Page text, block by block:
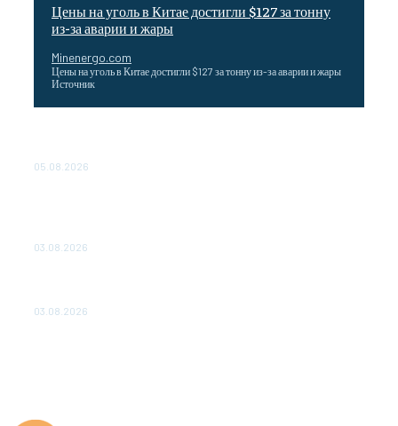
Цены на уголь в Китае достигли $127 за тонну
из-за аварии и жары
Minenergo.com
Цены на уголь в Китае достигли $127 за тонну из-за аварии и жары
Источник
05.08.2026
03.08.2026
03.08.2026